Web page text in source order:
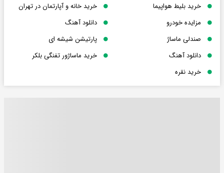
خرید بلیط هواپیما
خرید خانه و آپارتمان در تهران
مزایده خودرو
دانلود آهنگ
صندلی ماساژ
پارتیشن شیشه ای
دانلود آهنگ
خرید ماساژور تفنگی بلکر
خرید نقره